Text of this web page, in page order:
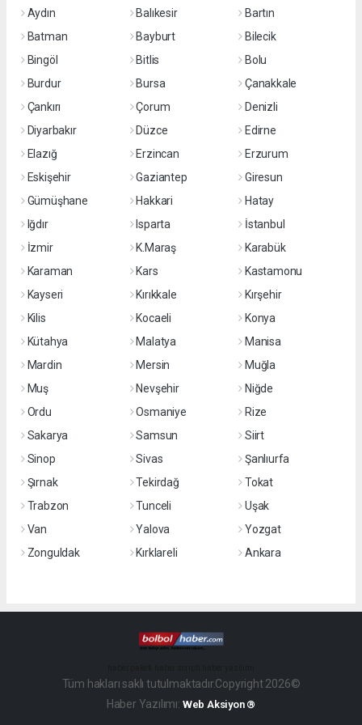
Aydın
Balıkesir
Bartın
Batman
Bayburt
Bilecik
Bingöl
Bitlis
Bolu
Burdur
Bursa
Çanakkale
Çankırı
Çorum
Denizli
Diyarbakır
Düzce
Edirne
Elazığ
Erzincan
Erzurum
Eskişehir
Gaziantep
Giresun
Gümüşhane
Hakkari
Hatay
Iğdır
Isparta
İstanbul
İzmir
K.Maraş
Karabük
Karaman
Kars
Kastamonu
Kayseri
Kırıkkale
Kırşehir
Kilis
Kocaeli
Konya
Kütahya
Malatya
Manisa
Mardin
Mersin
Muğla
Muş
Nevşehir
Niğde
Ordu
Osmaniye
Rize
Sakarya
Samsun
Siirt
Sinop
Sivas
Şanlıurfa
Şırnak
Tekirdağ
Tokat
Trabzon
Tunceli
Uşak
Van
Yalova
Yozgat
Zonguldak
Kırklareli Ankara
Tüm hakları saklı tutulmaktadır.Copyright 2026©
Haber Yazılımı: Web Aksiyon ®